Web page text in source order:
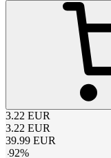
3.22 EUR
3.22 EUR
39.99 EUR
-92%